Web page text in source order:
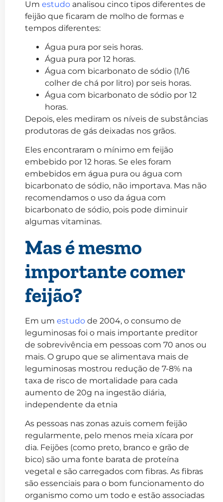
Um estudo analisou cinco tipos diferentes de
feijão que ficaram de molho de formas e
tempos diferentes:
Água pura por seis horas.
Água pura por 12 horas.
Água com bicarbonato de sódio (1/16
colher de chá por litro) por seis horas.
Água com bicarbonato de sódio por 12
horas.
Depois, eles mediram os níveis de substâncias
produtoras de gás deixadas nos grãos.
Eles encontraram o mínimo em feijão
embebido por 12 horas. Se eles foram
embebidos em água pura ou água com
bicarbonato de sódio, não importava. Mas não
recomendamos o uso da água com
bicarbonato de sódio, pois pode diminuir
algumas vitaminas.
Mas é mesmo
importante comer
feijão?
Em um estudo de 2004, o consumo de
leguminosas foi o mais importante preditor
de sobrevivência em pessoas com 70 anos ou
mais. O grupo que se alimentava mais de
leguminosas mostrou redução de 7-8% na
taxa de risco de mortalidade para cada
aumento de 20g na ingestão diária,
independente da etnia
As pessoas nas zonas azuis comem feijão
regularmente, pelo menos meia xícara por
dia. Feijões (como preto, branco e grão de
bico) são uma fonte barata de proteína
vegetal e são carregados com fibras. As fibras
são essenciais para o bom funcionamento do
organismo como um todo e estão associadas